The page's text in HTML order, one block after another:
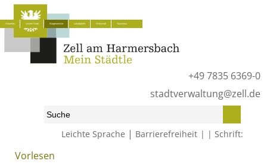
+49 7835 6369-0
stadtverwaltung@zell.de
Leichte Sprache | Barrierefreiheit Schrift:
Aktuelles Unsere Stadt Bürgerservice Lokalpolitik Wirtschaft Tourismus
Start» Bürgerservice »
Vorlesen